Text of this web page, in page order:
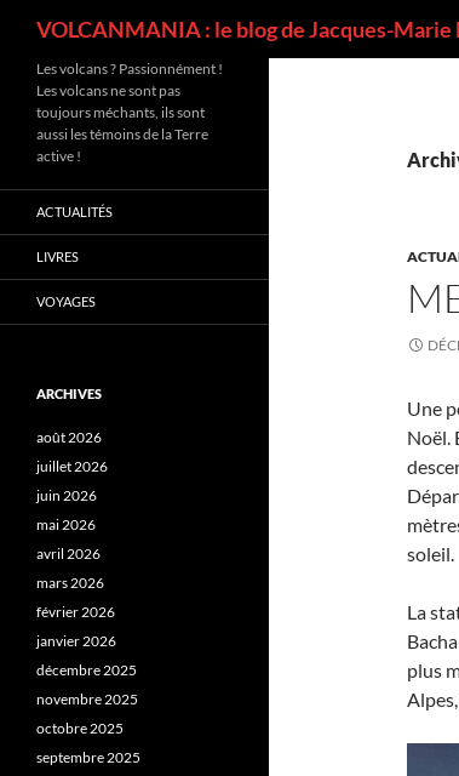
VOLCANMANIA : le blog de Jacques-Marie
Une
Noël.
soleil.
La
plus
Les volcans ? Passionnément !
Les volcans ne sont pas
toujours méchants, ils sont
aussi les témoins de la Terre
active !
ACTUALITÉS
LIVRES
VOYAGES
ARCHIVES
août 2026
juillet 2026
juin 2026
mai 2026
avril 2026
mars 2026
février 2026
janvier 2026
décembre 2025
novembre 2025
octobre 2025
septembre 2025